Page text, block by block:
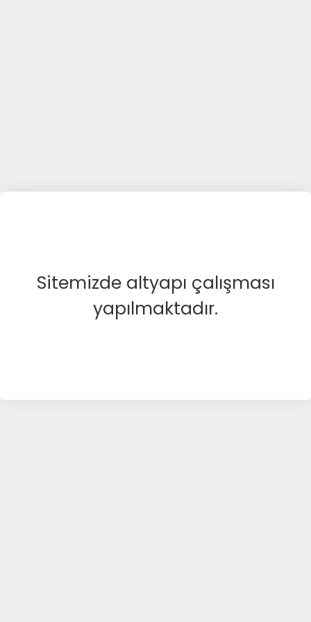
Sitemizde altyapı çalışması
yapılmaktadır.